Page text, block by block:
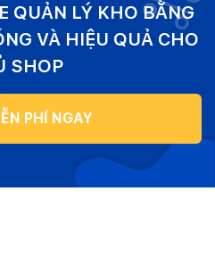
QUẢN LÝ KHO BẰNG
VÀ HIỆU QUẢ CHO
SHOP
PHÍ NGAY